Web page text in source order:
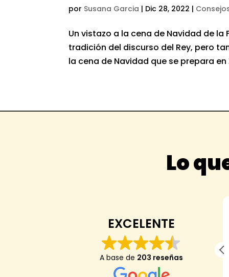
por Susana Garcia | Dic 28, 2022 |
Un vistazo a la cena de Navidad de la
tradición del discurso del Rey, pero
la cena de Navidad que se prepara
Lo
EXCELENTE
A base de 203 reseñas
Anaïs Darder
Mi hijo de 7 anos dice: "me ha encantado,
encontrado una tienda que tenga el mejor